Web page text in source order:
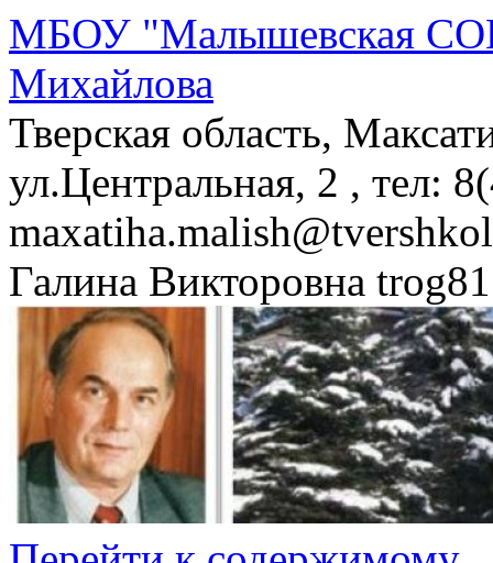
МБОУ "Малышевская
Михайлова
Тверская область,
ул.Центральная, 2 , тел:
Галина Викторовна